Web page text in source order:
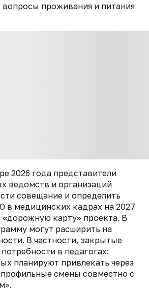
проживания и питания
2026 года представители
ведомств и организаций
совещание и определить
в медицинских кадрах на 2027
«дорожную карту» проекта. В
могут расширить на
В частности, закрытые
в педагогах:
планируют привлекать через
профильные смены совместно с